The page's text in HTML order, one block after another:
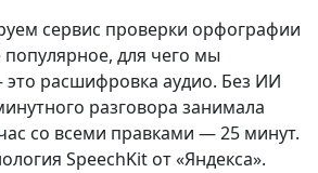
сервис проверки орфографии
для чего мы
расшифровка аудио. Без ИИ
разговора занимала
со всеми правками — 25 минут.
SpeechKit от «Яндекса».